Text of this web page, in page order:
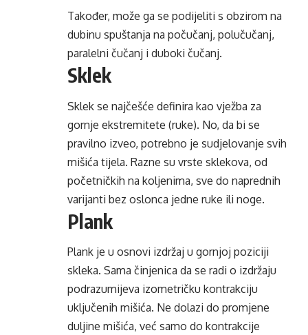
Također, može ga se podijeliti s obzirom na
dubinu spuštanja na počučanj, polučučanj,
paralelni čučanj i duboki čučanj.
Sklek
Sklek se najčešće definira kao vježba za
gornje ekstremitete (ruke). No, da bi se
pravilno izveo, potrebno je sudjelovanje svih
mišića tijela. Razne su vrste sklekova, od
početničkih na koljenima, sve do naprednih
varijanti bez oslonca jedne ruke ili noge.
Plank
Plank je u osnovi izdržaj u gornjoj poziciji
skleka. Sama činjenica da se radi o izdržaju
podrazumijeva izometričku kontrakciju
uključenih mišića. Ne dolazi do promjene
duljine mišića, već samo do kontrakcije